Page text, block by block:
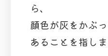
ら、
顔色が灰をかぶ
あることを指しま